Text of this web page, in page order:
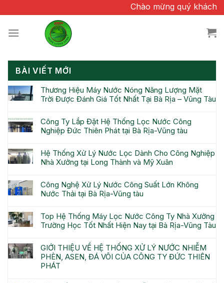
đến
nội
Chào mừng quý khách
BÀI VIẾT MỚI
Thương Hiệu Máy Nước Nóng Năng Lượng Mặt
Trời Được Đánh Giá Tốt Nhất Tại Bà Rịa – Vũng Tàu
Công Ty Lắp Đặt Hệ Thống Lọc Nước Công
Nghiệp Đức Thiên Phát tại Bà Rịa-Vũng tàu
Hệ Thống Xử Lý Nước Lọc Dành Cho Công Nghiệp
Nhà Xưởng tại Long Thành và Mỹ Xuân
Công Nghệ Xử Lý Nước Công Suất Lớn Không
Nước Thải tại Bà Rịa-Vũng tàu
Top Hệ Thống Máy Lọc Nước Công Ty Nhà Xưởng
Trường Học Tốt Nhất Hiện Nay tại Bà Rịa-Vũng Tàu
GIỚI THIỆU VỀ HỆ THỐNG XỬ LÝ NƯỚC NHIỄM
PHÈN, ASEN, ĐÁ VÔI CỦA CÔNG TY ĐỨC THIÊN
PHÁT